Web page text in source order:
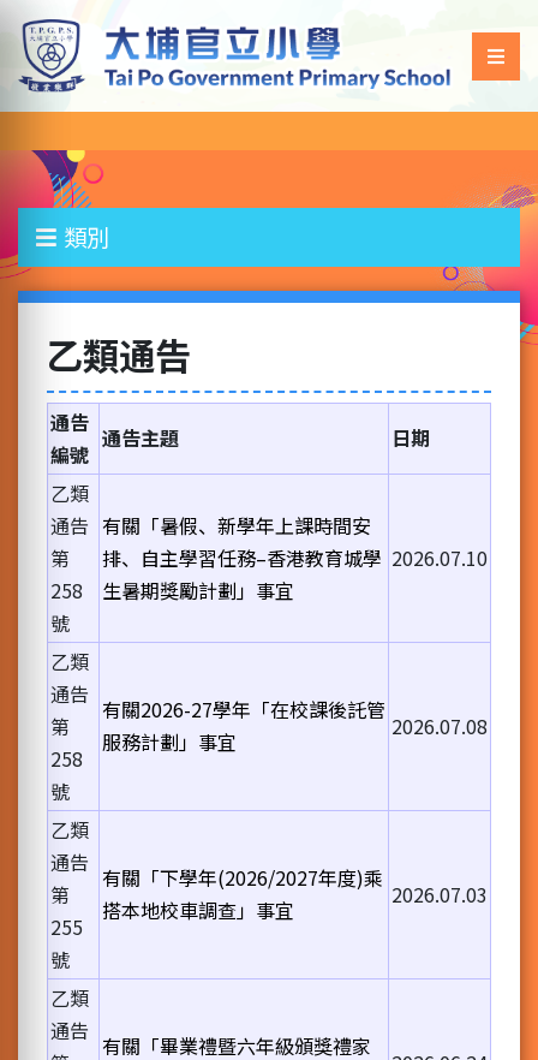
類別
乙類通告
通告
編號
通告主題
日期
乙類
通告
第
258
號
有關「暑假、新學年上課時間安
排、自主學習任務–香港教育城學
生暑期獎勵計劃」事宜
2026.07.10
乙類
通告
第
258
號
有關2026-27學年「在校課後託管
服務計劃」事宜
2026.07.08
乙類
通告
第
255
號
有關「下學年(2026/2027年度)乘
搭本地校車調查」事宜
2026.07.03
乙類
通告
有關「畢業禮暨六年級頒獎禮家